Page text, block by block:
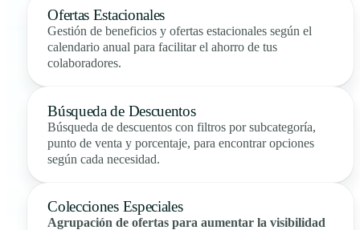
Ofertas Estacionales
Gestión de beneficios y ofertas estacionales según el
calendario anual para facilitar el ahorro de tus
colaboradores.
Búsqueda de Descuentos
Búsqueda de descuentos con filtros por subcategoría,
punto de venta y porcentaje, para encontrar opciones
según cada necesidad.
Colecciones Especiales
Agrupación de ofertas para aumentar la visibilidad